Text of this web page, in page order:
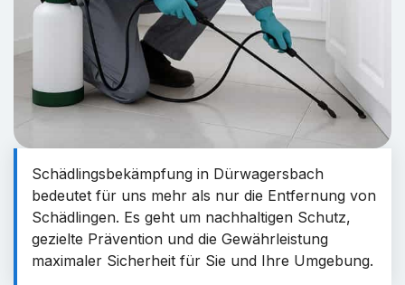
Schädlingsbekämpfung in Dürwagersbach
bedeutet für uns mehr als nur die Entfernung von
Schädlingen. Es geht um nachhaltigen Schutz,
gezielte Prävention und die Gewährleistung
maximaler Sicherheit für Sie und Ihre Umgebung.